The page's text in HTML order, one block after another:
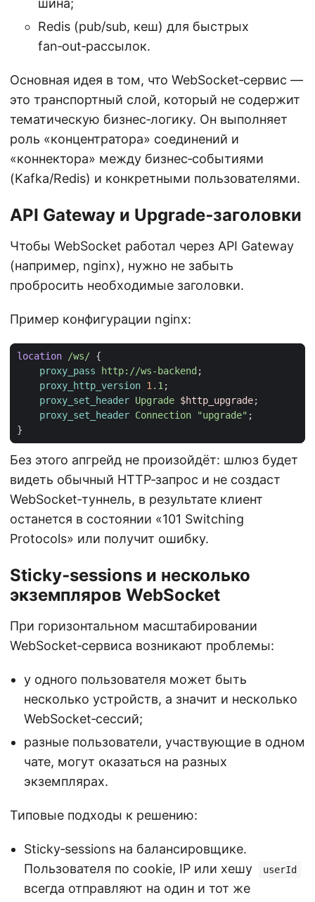
Redis (pub/sub, кеш) для быстрых
fan‑out‑рассылок.
Основная идея в том, что WebSocket‑сервис —
это транспортный слой, который не содержит
тематическую бизнес‑логику. Он выполняет
роль «концентратора» соединений и
«коннектора» между бизнес‑событиями
(Kafka/Redis) и конкретными пользователями.
API Gateway и Upgrade‑заголовки
Чтобы WebSocket работал через API Gateway
(например, nginx), нужно не забыть
пробросить необходимые заголовки.
Пример конфигурации nginx:
location /ws/ {
proxy_pass
http://ws-backend ;
proxy_http_version 1 .1 ;
proxy_set_header Upgrade $http_upgrade;
proxy_set_header Connection "upgrade" ;
}
Без этого апгрейд не произойдёт: шлюз будет
видеть обычный HTTP‑запрос и не создаст
WebSocket‑туннель, в результате клиент
останется в состоянии «101 Switching
Protocols» или получит ошибку.
Sticky‑sessions и несколько
экземпляров WebSocket
При горизонтальном масштабировании
WebSocket‑сервиса возникают проблемы:
у одного пользователя может быть
несколько устройств, а значит и несколько
WebSocket‑сессий;
разные пользователи, участвующие в одном
чате, могут оказаться на разных
экземплярах.
Типовые подходы к решению:
Sticky‑sessions на балансировщике.
Пользователя по cookie, IP или хешу
userId
всегда отправляют на один и тот же